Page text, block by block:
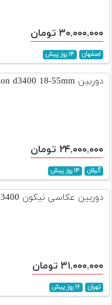
۳۰,۰۰۰,۰۰۰ تومان
اصفهان ۱۴ روز پیش
دوربین Nikon d3400 18-55mm
۲۴,۰۰۰,۰۰۰ تومان
گیلان ۱۴ روز پیش
دوربین عکاسی نیکون D3400
۳۱,۰۰۰,۰۰۰ تومان
تهران ۱۶ روز پیش